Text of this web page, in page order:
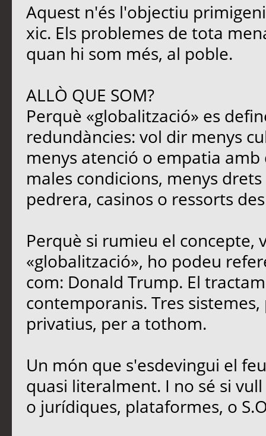
Aquest n'és l'objectiu
xic. Els problemes de tota
quan hi som més, al poble.
ALLÒ QUE SOM?
Perquè «globalització» es
redundàncies: vol dir menys
menys atenció o empatia
males condicions, menys
pedrera, casinos o ressorts
Perquè si rumieu el concepte,
«globalització», ho podeu
com: Donald Trump. El
contemporanis. Tres
privatius, per a tothom.
Un món que s'esdevingui el
quasi literalment. I no sé si
o jurídiques, plataformes, o